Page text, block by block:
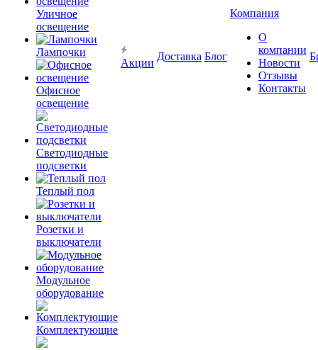
Уличное
освещение
Лампочки
Офисное
освещение
Светодиодные
подсветки
Теплый пол
Розетки и
выключатели
Модульное
оборудование
Комплектующие
Акции
Доставка Блог
Компания
О
компании
Новости
Отзывы
Контакты